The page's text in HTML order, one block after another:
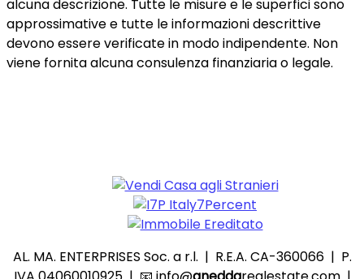
alcuna descrizione. Tutte le misure e le superfici sono
approssimative e tutte le informazioni descrittive
devono essere verificate in modo indipendente. Non
viene fornita alcuna consulenza finanziaria o legale.
AL. MA. ENTERPRISES Soc. a r.l. | R.E.A. CA-360066 | P.